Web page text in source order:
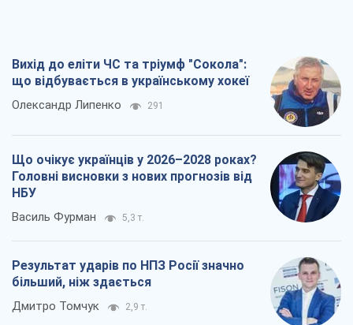
Вихід до еліти ЧС та тріумф "Сокола":
що відбувається в українському хокеї
Олександр Липенко 291
Що очікує українців у 2026–2028 роках?
Головні висновки з нових прогнозів від
НБУ
Василь Фурман 5,3 т.
Результат ударів по НПЗ Росії значно
більший, ніж здається
Дмитро Томчук 2,9 т.